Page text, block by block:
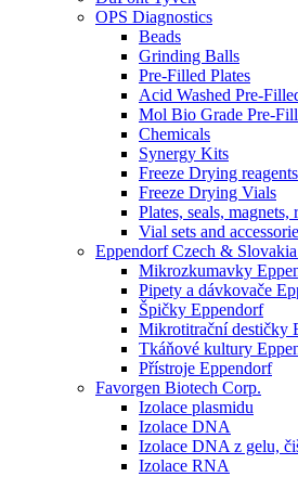
OPS Diagnostics
Beads
Grinding Balls
Pre-Filled Plates
Acid Washed Pre-
Mol Bio Grade Pre-
Chemicals
Synergy Kits
Freeze Drying reagents
Freeze Drying Vials
Plates, seals, magnets,
Vial sets and
Eppendorf Czech & Slovakia
Mikrozkumavky
Pipety a dávkovače
Špičky Eppendorf
Mikrotitrační destičky
Tkáňové kultury
Přístroje Eppendorf
Favorgen Biotech Corp.
Izolace plasmidu
Izolace DNA
Izolace DNA z gelu,
Izolace RNA